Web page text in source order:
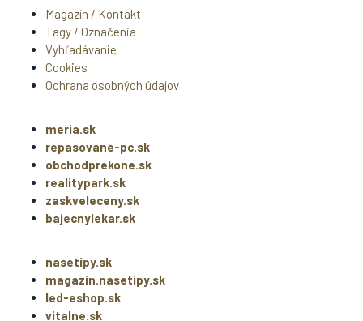
Magazín / Kontakt
Tagy / Označenia
Vyhľadávanie
Cookies
Ochrana osobných údajov
meria.sk
repasovane-pc.sk
obchodprekone.sk
realitypark.sk
zaskveleceny.sk
bajecnylekar.sk
nasetipy.sk
magazin.nasetipy.sk
led-eshop.sk
vitalne.sk